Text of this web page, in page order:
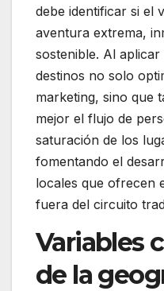
debe identificar si el
aventura extrema,
sostenible. Al
destinos no solo
marketing, sino que
mejor el flujo de
saturación de los
fomentando el
locales que ofrecen
fuera del circuito
Variables
de la